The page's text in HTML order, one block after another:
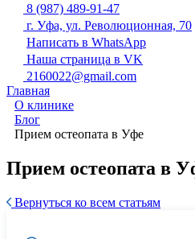
8 (987) 489-91-47
г. Уфа, ул. Революционная, 70
Написать в WhatsApp
Наша страница в VK
2160022@gmail.com
Главная
О клинике
Блог
Прием остеопата в Уфе
Прием остеопата в
Вернуться ко всем статьям